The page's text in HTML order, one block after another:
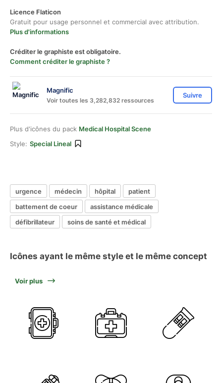
Licence Flaticon
Gratuit pour usage personnel et commercial avec attribution.
Plus d'informations
Créditer le graphiste est obligatoire.
Comment créditer le graphiste ?
Magnific
Voir toutes les 3,282,832 ressources
Suivre
Plus d'icônes du pack Medical Hospital Scene
Style: Special Lineal
urgence médecin hôpital
patient
battement de coeur
assistance médicale
défibrillateur
soins de santé et médical
Icônes ayant le même style et le même concept
Voir plus